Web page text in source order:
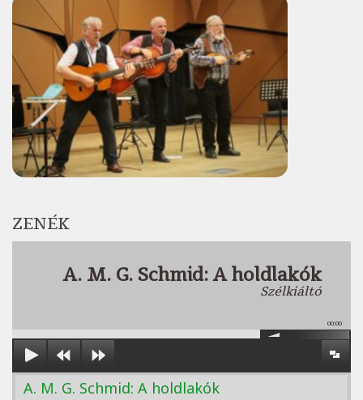
ZENÉK
A. M. G. Schmid: A holdlakók
Szélkiáltó
00:00
A. M. G. Schmid: A holdlakók